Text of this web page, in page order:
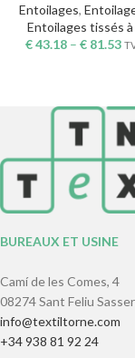
Entoilages,
Entoilages tissés
€43.18– €81.53
BUREAUX ET USINE
Camí de les Comes, 4
08274 Sant Feliu
info@textiltorne.com
+34 938 81 92 24